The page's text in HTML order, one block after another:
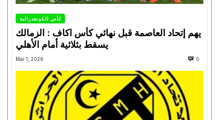
كأس الكونفدرالية
يهم إتحاد العاصمة قبل نهائي كأس اكاف : الزمالك
Mai 1, 2026 0